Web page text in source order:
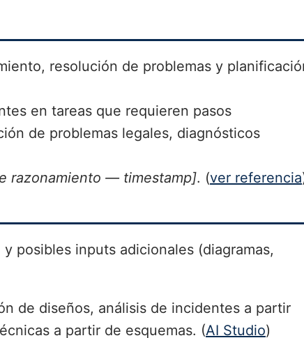
resolución de problemas y
en tareas que requieren pasos
de problemas legales, diagnósticos
razonamiento — timestamp]. (ver referencia
posibles inputs adicionales (diagramas,
de diseños, análisis de incidentes a partir
a partir de esquemas. (AI Studio)